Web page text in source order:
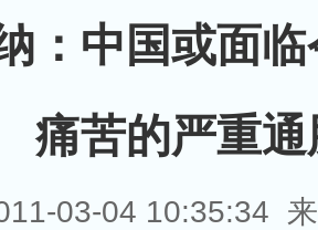
：中国或面
痛苦的严重通
03-04 10:35:34